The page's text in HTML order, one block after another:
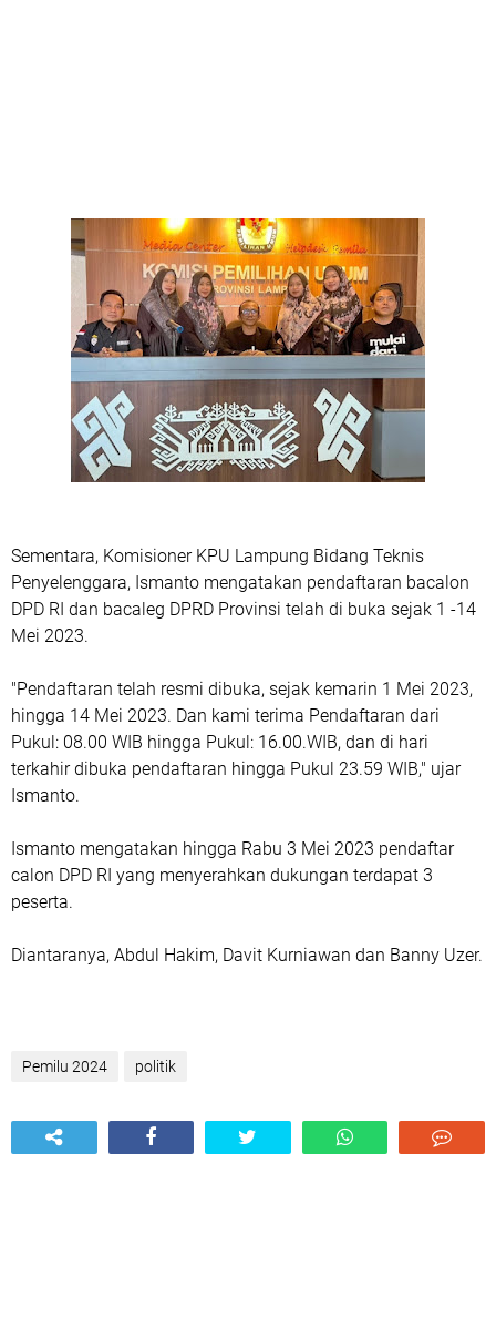
Sementara, Komisioner KPU Lampung Bidang Teknis
Penyelenggara, Ismanto mengatakan pendaftaran bacalon
DPD RI dan bacaleg DPRD Provinsi telah di buka sejak 1 -14
Mei 2023.
"Pendaftaran telah resmi dibuka, sejak kemarin 1 Mei 2023,
hingga 14 Mei 2023. Dan kami terima Pendaftaran dari
Pukul: 08.00 WIB hingga Pukul: 16.00.WIB, dan di hari
terkahir dibuka pendaftaran hingga Pukul 23.59 WIB," ujar
Ismanto.
Ismanto mengatakan hingga Rabu 3 Mei 2023 pendaftar
calon DPD RI yang menyerahkan dukungan terdapat 3
peserta.
Diantaranya, Abdul Hakim, Davit Kurniawan dan Banny Uzer.
Pemilu 2024 politik